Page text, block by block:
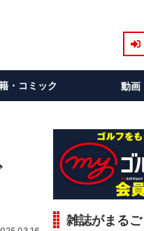
・コミック 動画
雑誌がまるご